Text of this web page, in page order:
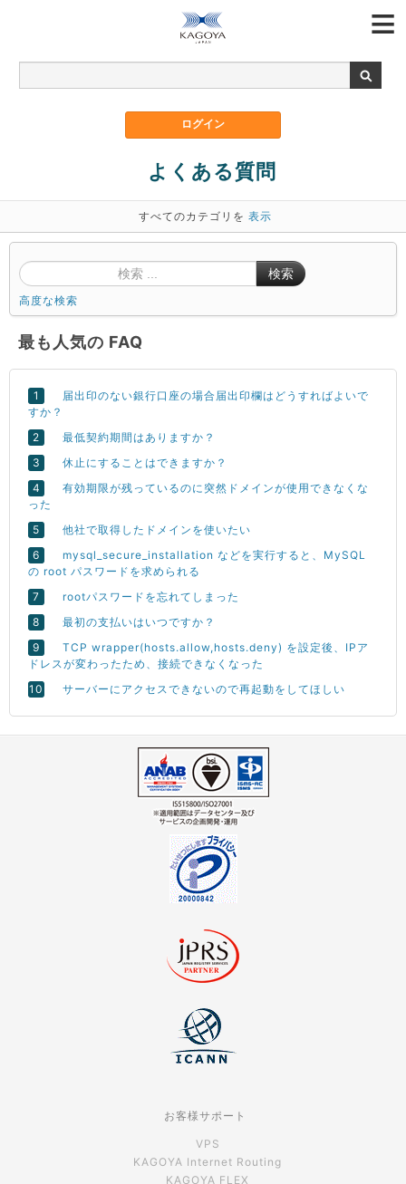
よくある質問
すべてのカテゴリを 表示
検索
高度な検索
最も人気の FAQ
届出印のない銀行口座の場合届出印欄はどうすればよいで
すか？
最低契約期間はありますか？
休止にすることはできますか？
有効期限が残っているのに突然ドメインが使用できなくな
った
他社で取得したドメインを使いたい
mysql_secure_installation などを実行すると、MySQL
の root パスワードを求められる
rootパスワードを忘れてしまった
最初の支払いはいつですか？
TCP wrapper(hosts.allow,hosts.deny) を設定後、IPア
ドレスが変わったため、接続できなくなった
サーバーにアクセスできないので再起動をしてほしい
お客様サポート
VPS
KAGOYA Internet Routing
KAGOYA FLEX